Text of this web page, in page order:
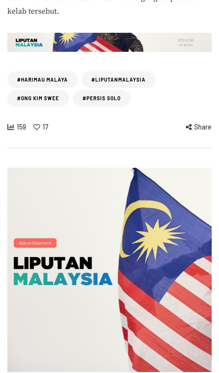
kelab tersebut.
#HARIMAU MALAYA #LIPUTANMALAYSIA
#ONG KIM SWEE #PERSIS SOLO
159 17 Share